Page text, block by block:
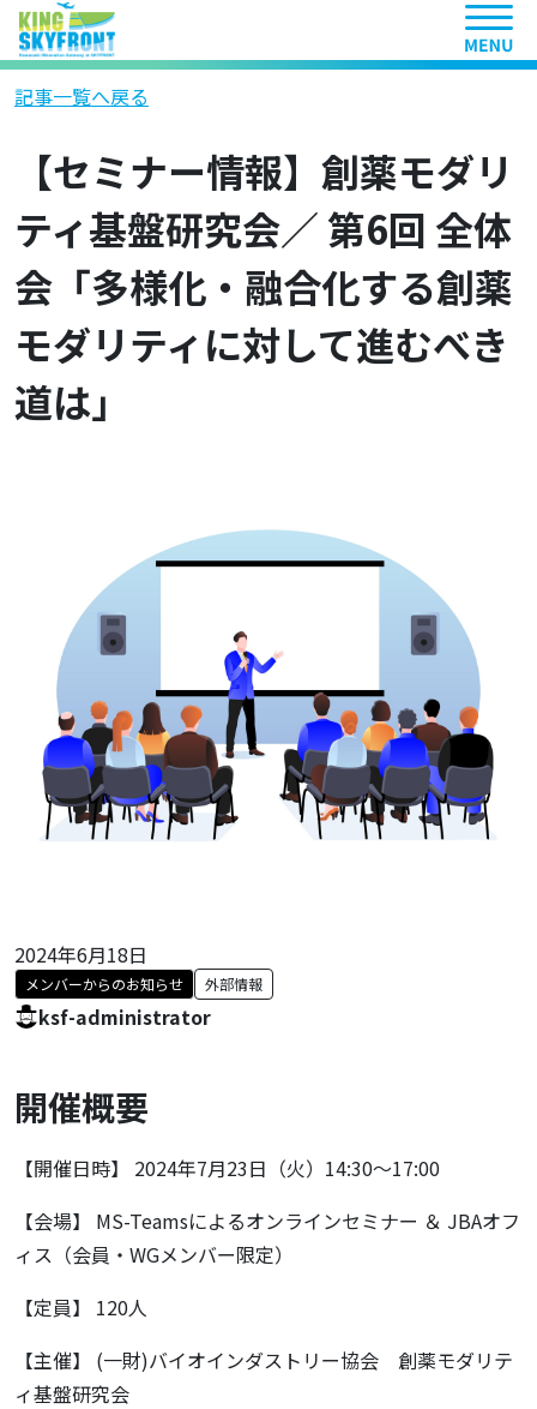
ヘッ
記事一覧へ戻る
【セミナー情報】創薬モダリ
ティ基盤研究会／ 第6回 全体
会「多様化・融合化する創薬
モダリティに対して進むべき
道は」
2024年6月18日
メンバーからのお知らせ 外部情報
ksf-administrator
開催概要
【開催日時】 2024年7月23日（火）14:30～17:00
【会場】 MS-Teamsによるオンラインセミナー ＆ JBAオフ
ィス（会員・WGメンバー限定）
【定員】 120人
【主催】 (一財)バイオインダストリー協会 創薬モダリテ
ィ基盤研究会